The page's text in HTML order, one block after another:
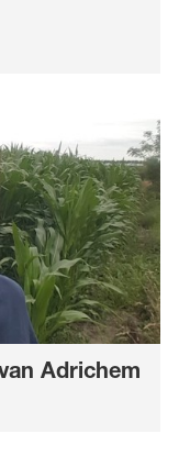
Adrichem